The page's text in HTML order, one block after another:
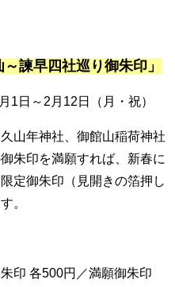
～諫早四社巡り御朱印」
1日～2月12日（月・祝）
山年神社、御館山稲荷神社
朱印を満願すれば、新春に
定御朱印（見開きの箔押し
。
印 各500円／満願御朱印